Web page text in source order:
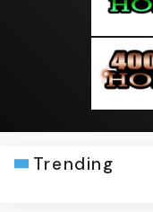
Trending